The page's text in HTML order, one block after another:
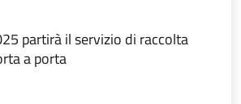
partirà il servizio di raccolta
a porta